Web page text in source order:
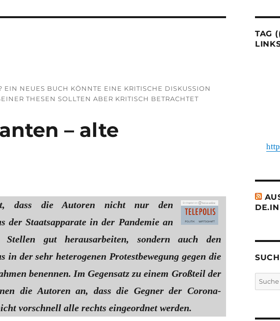
NEUES BUCH KÖNNTE EINE KRITISCHE DISKUSSION
THESEN SOLLTEN ABER KRITISCH BETRACHTET
– alte
dass die Autoren nicht nur den
der Staatsapparate in der Pandemie an
Stellen gut herausarbeiten, sondern auch den
in der sehr heterogenen Protestbewegung gegen die
benennen. Im Gegensatz zu einem Großteil der
die Autoren an, dass die Gegner der Corona-
vorschnell alle rechts eingeordnet werden.
TAG
Suche
nach: